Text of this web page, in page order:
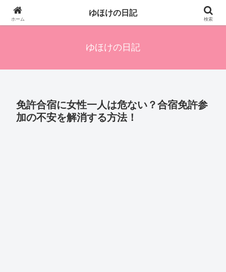
四人の子を持つ母のズボラ生活備忘録です。興味のあることアレやコレ、色々
発信します。
ゆほけの日記
免許合宿に女性一人は危ない？合宿免許参
加の不安を解消する方法！
ホーム
ゆほけの日記
検索